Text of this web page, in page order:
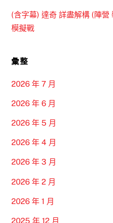
(含字幕) 達奇 詳盡解構 (陣營
模擬戰
彙整
2026 年 7 月
2026 年 6 月
2026 年 5 月
2026 年 4 月
2026 年 3 月
2026 年 2 月
2026 年 1 月
2025 年 12 月